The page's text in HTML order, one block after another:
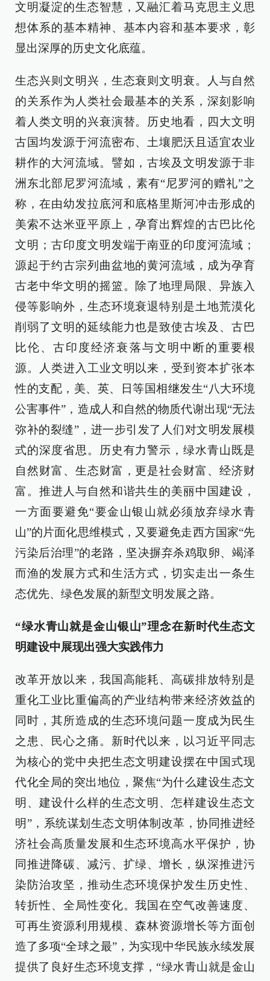
文明凝淀的生态智慧，又融汇着马克思主义思
想体系的基本精神、基本内容和基本要求，彰
显出深厚的历史文化底蕴。
生态兴则文明兴，生态衰则文明衰。人与自然
的关系作为人类社会最基本的关系，深刻影响
着人类文明的兴衰演替。历史地看，四大文明
古国均发源于河流密布、土壤肥沃且适宜农业
耕作的大河流域。譬如，古埃及文明发源于非
洲东北部尼罗河流域，素有“尼罗河的赠礼”之
称，在由幼发拉底河和底格里斯河冲击形成的
美索不达米亚平原上，孕育出辉煌的古巴比伦
文明；古印度文明发端于南亚的印度河流域；
源起于约古宗列曲盆地的黄河流域，成为孕育
古老中华文明的摇篮。除了地理局限、异族入
侵等影响外，生态环境衰退特别是土地荒漠化
削弱了文明的延续能力也是致使古埃及、古巴
比伦、古印度经济衰落与文明中断的重要根
源。人类进入工业文明以来，受到资本扩张本
性的支配，美、英、日等国相继发生“八大环境
公害事件”，造成人和自然的物质代谢出现“无法
弥补的裂缝”，进一步引发了人们对文明发展模
式的深度省思。历史有力警示，绿水青山既是
自然财富、生态财富，更是社会财富、经济财
富。推进人与自然和谐共生的美丽中国建设，
一方面要避免“要金山银山就必须放弃绿水青
山”的片面化思维模式，又要避免走西方国家“先
污染后治理”的老路，坚决摒弃杀鸡取卵、竭泽
而渔的发展方式和生活方式，切实走出一条生
态优先、绿色发展的新型文明发展之路。
“绿水青山就是金山银山”理念在新时代生态文
明建设中展现出强大实践伟力
改革开放以来，我国高能耗、高碳排放特别是
重化工业比重偏高的产业结构带来经济效益的
同时，其所造成的生态环境问题一度成为民生
之患、民心之痛。新时代以来，以习近平同志
为核心的党中央把生态文明建设摆在中国式现
代化全局的突出地位，聚焦“为什么建设生态文
明、建设什么样的生态文明、怎样建设生态文
明”，系统谋划生态文明体制改革，协同推进经
济社会高质量发展和生态环境高水平保护，协
同推进降碳、减污、扩绿、增长，纵深推进污
染防治攻坚，推动生态环境保护发生历史性、
转折性、全局性变化。我国在空气改善速度、
可再生资源利用规模、森林资源增长等方面创
造了多项“全球之最”，为实现中华民族永续发展
提供了良好生态环境支撑，“绿水青山就是金山